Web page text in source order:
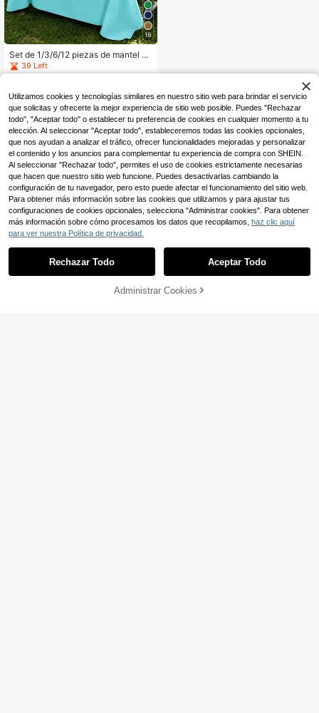
16
Set de 1/3/6/12 piezas de mantel de
plástico de color turquesa sólido - 5
4in X 108in - Manteles desechable
para bodas, Navidad, Acción de Gra
cias, Halloween
39 Left
AÑADIR A LA BOLSA
Utilizamos cookies y tecnologías similares en nuestro sitio web para brindar el servicio
que solicitas y ofrecerte la mejor experiencia de sitio web posible. Puedes "Rechazar
todo", "Aceptar todo" o establecer tu preferencia de cookies en cualquier momento a tu
elección. Al seleccionar "Aceptar todo", estableceremos todas las cookies opcionales,
que nos ayudan a analizar el tráfico, ofrecer funcionalidades mejoradas y personalizar
el contenido y los anuncios para complementar tu experiencia de compra con SHEIN.
Al seleccionar "Rechazar todo", permites el uso de cookies estrictamente necesarias
que hacen que nuestro sitio web funcione. Puedes desactivarlas cambiando la
configuración de tu navegador, pero esto puede afectar el funcionamiento del sitio web.
Para obtener más información sobre las cookies que utilizamos y para ajustar tus
configuraciones de cookies opcionales, selecciona "Administrar cookies". Para obtener
más información sobre cómo procesamos los datos que recopilamos, haz clic aquí
para ver nuestra Política de privacidad.
Rechazar Todo Aceptar Todo
Administrar Cookies